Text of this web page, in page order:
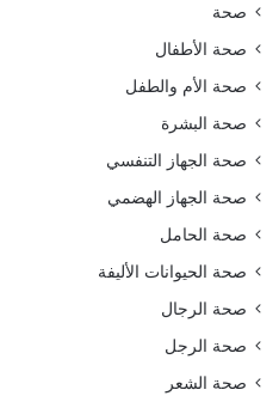
صحة
صحة الأطفال
صحة الأم والطفل
صحة البشرة
صحة الجهاز التنفسي
صحة الجهاز الهضمي
صحة الحامل
صحة الحيوانات الأليفة
صحة الرجال
صحة الرجل
صحة الشعر